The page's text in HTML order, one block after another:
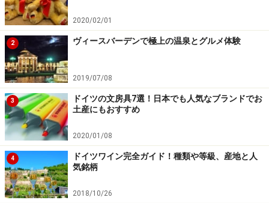
2020/02/01
2 ヴィースバーデンで極上の温泉とグルメ体験
2019/07/08
3
ドイツの文房具7選！日本でも人気なブランドでお
土産にもおすすめ
2020/01/08
4
ドイツワイン完全ガイド！種類や等級、産地と人
気銘柄
2018/10/26